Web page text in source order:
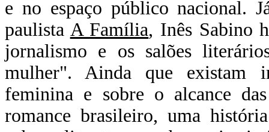
e no espaço público nacional.
paulista A Família, Inês Sabino
jornalismo e os salões
mulher". Ainda que existam
feminina e sobre o alcance
romance brasileiro, uma